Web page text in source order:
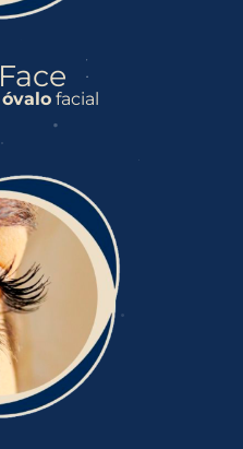
Face
óvalo facial